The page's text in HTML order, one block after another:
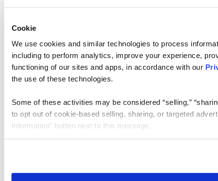
Cookie
We use cookies and similar technologies to process
including to perform analytics, improve your experience,
functioning of our sites and apps, in accordance with our
the use of these technologies.
Some of these activities may be considered “selling,”
to opt out of cookie-based selling, sharing, or targeted
Information” button next to this message.
need to be set again.